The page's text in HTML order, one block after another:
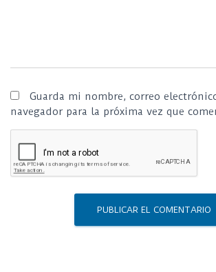
Guarda mi nombre, correo
navegador para la próxima vez que